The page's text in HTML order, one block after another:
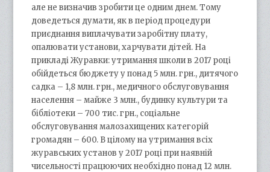
але не визначив зробити це одним днем. Тому
доведеться думати, як в період процедури
приєднання виплачувати заробітну плату,
опалювати установи, харчувати дітей. На
прикладі Журавки: утримання школи в 2017 році
обійдеться бюджету у понад 5 млн. грн., дитячого
садка – 1,8 млн. грн., медичного обслуговування
населення – майже 3 млн., будинку культури та
бібліотеки – 700 тис. грн., соціальне
обслуговування малозахищених категорій
громадян – 600. В цілому на утримання всіх
журавських установ у 2017 році при наявній
чисельності працюючих необхідно понад 12 млн.